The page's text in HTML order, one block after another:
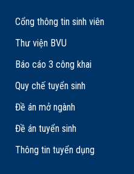
Cổng thông tin sinh viên
Thư viện BVU
Báo cáo 3 công khai
Quy chế tuyển sinh
Đề án mở ngành
Đề án tuyển sinh
Thông tin tuyển dụng